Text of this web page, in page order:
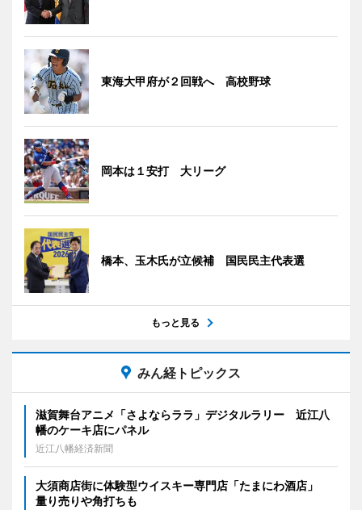
東海大甲府が２回戦へ 高校野球
岡本は１安打 大リーグ
橋本、玉木氏が立候補 国民民主代表選
もっと見る
みん経トピックス
滋賀舞台アニメ「さよならララ」デジタルラリー 近江八
幡のケーキ店にパネル
近江八幡経済新聞
大須商店街に体験型ウイスキー専門店「たまにわ酒店」
量り売りや角打ちも